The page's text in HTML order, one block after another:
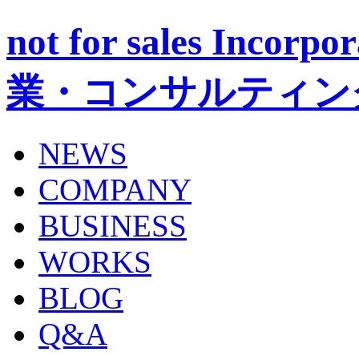
not for sales
業・コンサルティ
NEWS
COMPANY
BUSINESS
WORKS
BLOG
Q&A